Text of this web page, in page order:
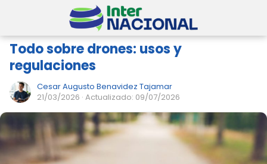
Todo sobre drones: usos y
regulaciones
Cesar Augusto Benavidez Tajamar
21/03/2026 · Actualizado: 09/07/2026